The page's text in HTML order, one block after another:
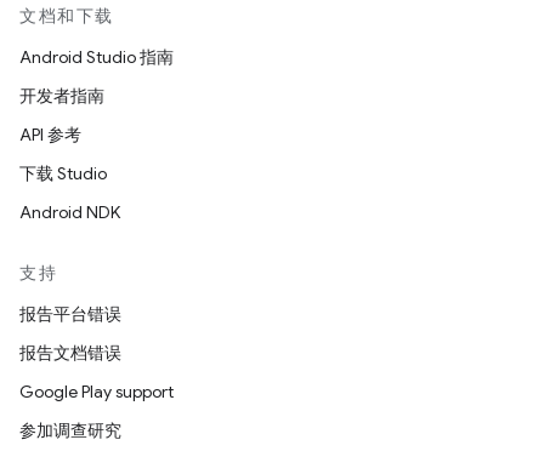
文档和下载
Android Studio 指南
开发者指南
API 参考
下载 Studio
Android NDK
支持
报告平台错误
报告文档错误
Google Play support
参加调查研究